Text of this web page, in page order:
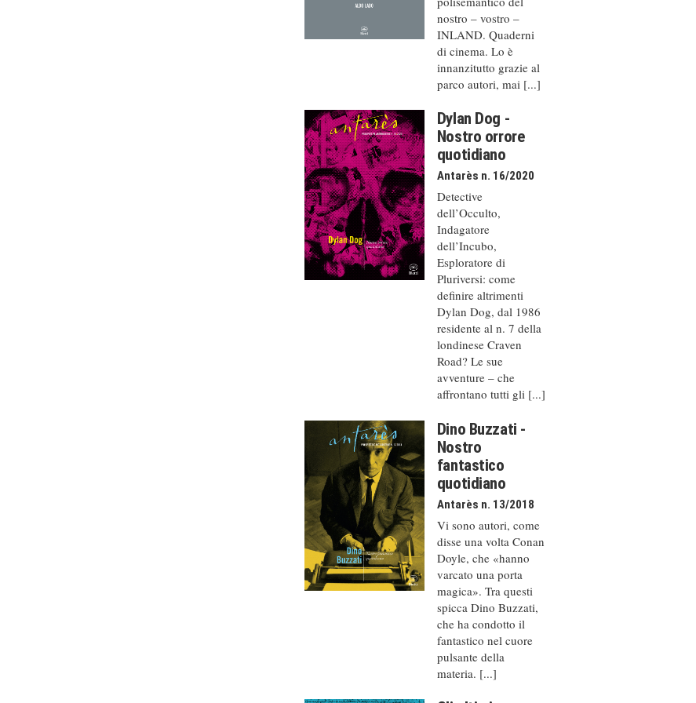
nostro – vostro –
INLAND. Quaderni
di cinema. Lo è
innanzitutto grazie al
parco autori, mai [...]
Dylan Dog -
Nostro orrore
quotidiano
Antarès n. 16/2020
Detective
dell’Occulto,
Indagatore
dell’Incubo,
Esploratore di
Pluriversi: come
definire altrimenti
Dylan Dog, dal 1986
residente al n. 7 della
londinese Craven
Road? Le sue
avventure – che
affrontano tutti gli [...]
Dino Buzzati -
Nostro
fantastico
quotidiano
Antarès n. 13/2018
Vi sono autori, come
disse una volta Conan
Doyle, che «hanno
varcato una porta
magica». Tra questi
spicca Dino Buzzati,
che ha condotto il
fantastico nel cuore
pulsante della
materia. [...]